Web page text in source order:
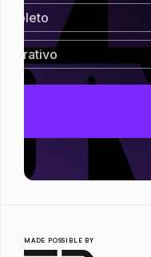
MADE POSSIBLE BY